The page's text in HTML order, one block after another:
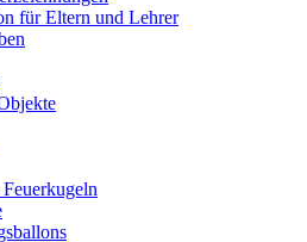
für Eltern und Lehrer